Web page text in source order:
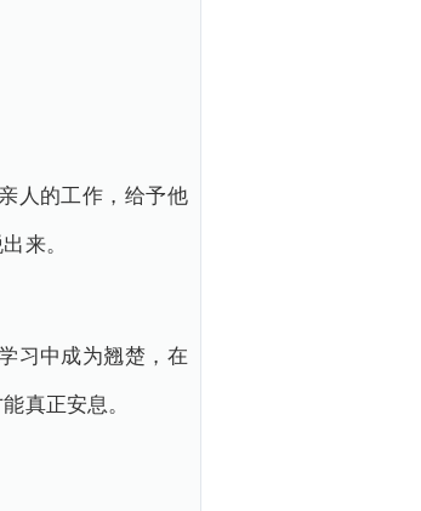
人的工作，给予他
来。
习中成为翘楚，在
真正安息。